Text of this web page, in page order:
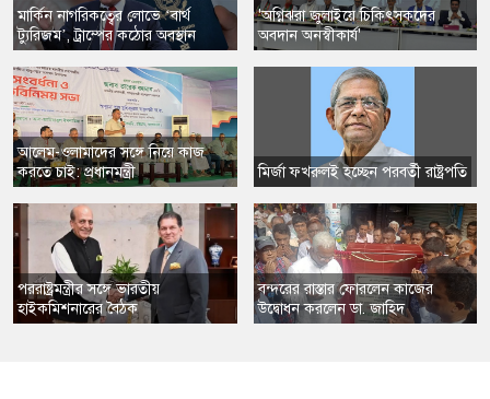
​মার্কিন নাগরিকত্বের লোভে ‘বার্থ
ট্যুরিজম’, ট্রাম্পের কঠোর অবস্থান
​আলেম-ওলামাদের সঙ্গে নিয়ে কাজ
করতে চাই: প্রধানমন্ত্রী
​পররাষ্ট্রমন্ত্রীর সঙ্গে ভারতীয়
হাইকমিশনারের বৈঠক
'অগ্নিঝরা জুলাইয়ে চিকিৎসকদের
অবদান অনস্বীকার্য'
​মির্জা ফখরুলই হচ্ছেন পরবর্তী রাষ্ট্রপতি
​বন্দরের রাস্তার ফোরলেন কাজের
উদ্বোধন করলেন ডা. জাহিদ